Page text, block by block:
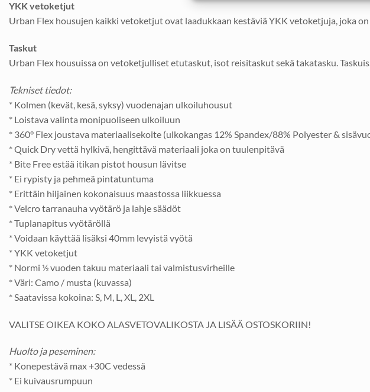
YKK vetoketjut
Urban Flex housujen kaikki vetoketjut ovat laadukkaan kestäviä YKK vetoketjuja, joka
Taskut
Urban Flex housuissa on vetoketjulliset etutaskut, isot reisitaskut sekä takatasku.
Tekniset tiedot:
* Kolmen (kevät, kesä, syksy) vuodenajan ulkoiluhousut
* Loistava valinta monipuoliseen ulkoiluun
* 360° Flex joustava materiaalisekoite (ulkokangas 12% Spandex/88% Polyester &
* Quick Dry vettä hylkivä, hengittävä materiaali joka on tuulenpitävä
* Bite Free estää itikan pistot housun lävitse
* Ei rypisty ja pehmeä pintatuntuma
* Erittäin hiljainen kokonaisuus maastossa liikkuessa
* Velcro tarranauha vyötärö ja lahje säädöt
* Tuplanapitus vyötäröllä
* Voidaan käyttää lisäksi 40mm levyistä vyötä
* YKK vetoketjut
* Normi ½ vuoden takuu materiaali tai valmistusvirheille
* Väri: Camo / musta (kuvassa)
* Saatavissa kokoina: S, M, L, XL, 2XL
VALITSE OIKEA KOKO ALASVETOVALIKOSTA JA LISÄÄ OSTOSKORIIN!
Huolto ja peseminen:
* Konepestävä max +30C vedessä
* Ei kuivausrumpuun